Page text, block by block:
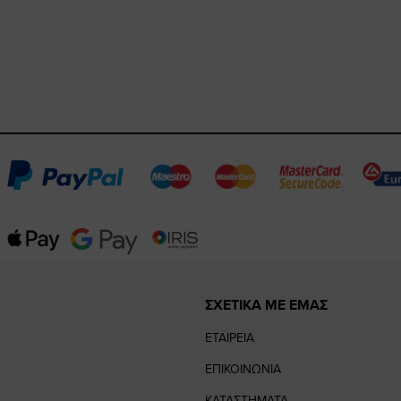
ΣΧΕΤΙΚΑ ΜΕ ΕΜΑΣ
ΕΤΑΙΡΕΙΑ
ΕΠΙΚΟΙΝΩΝΙΑ